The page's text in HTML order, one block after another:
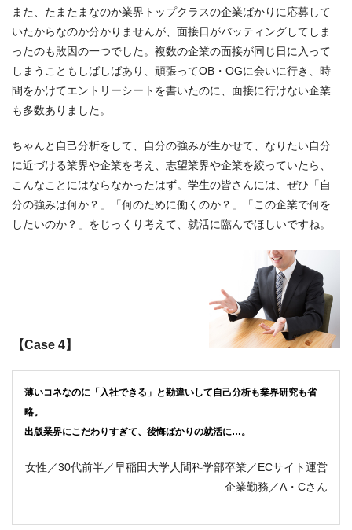
また、たまたまなのか業界トップクラスの企業ばかりに応募して
いたからなのか分かりませんが、面接日がバッティングしてしま
ったのも敗因の一つでした。複数の企業の面接が同じ日に入って
しまうこともしばしばあり、頑張ってOB・OGに会いに行き、時
間をかけてエントリーシートを書いたのに、面接に行けない企業
も多数ありました。
ちゃんと自己分析をして、自分の強みが生かせて、なりたい自分
に近づける業界や企業を考え、志望業界や企業を絞っていたら、
こんなことにはならなかったはず。学生の皆さんには、ぜひ「自
分の強みは何か？」「何のために働くのか？」「この企業で何を
したいのか？」をじっくり考えて、就活に臨んでほしいですね。
【Case 4】
薄いコネなのに「入社できる」と勘違いして自己分析も業界研究も省
略。
出版業界にこだわりすぎて、後悔ばかりの就活に…。
女性／30代前半／早稲田大学人間科学部卒業／ECサイト運営
企業勤務／A・Cさん